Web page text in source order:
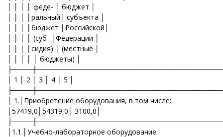
│ │ │ │ феде- │ бюджет │
│ │ │ │ральный│ субъекта │
│ │ │ │бюджет │Российской│
│ │ │ │ (суб- │Федерации │
│ │ │ │сидия) │ (местные │
│ │ │ │ │ бюджеты) │
│ 1 │ 2 │ 3 │ 4 │ 5 │
│ 1.│Приобретение оборудования, в том числе:
│57419,0│54319,0│ 3100,0│
│1.1.│Учебно-лабораторное оборудование